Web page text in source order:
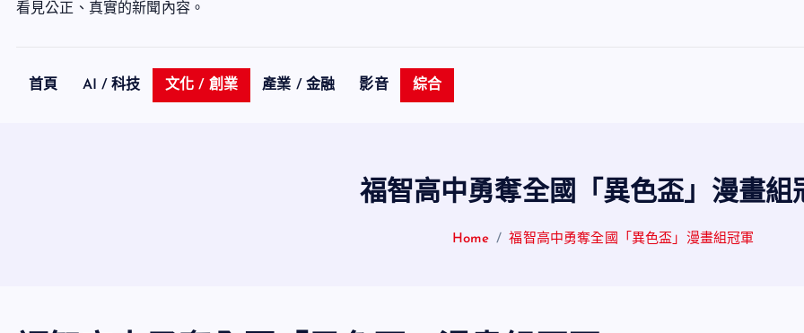
看見公正、真實的新聞內容。
首頁 AI / 科技 文化 / 創業 產業 / 金融 影音 綜合
福智高中勇奪全國「異色盃」漫畫組
Home 福智高中勇奪全國「異色盃」漫畫組冠軍